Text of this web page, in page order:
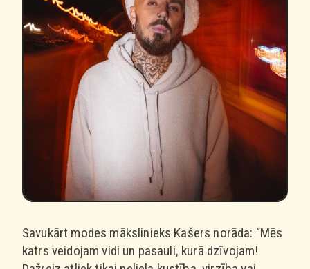
Savukārt modes mākslinieks Kašers norāda: “Mēs
katrs veidojam vidi un pasauli, kurā dzīvojam!